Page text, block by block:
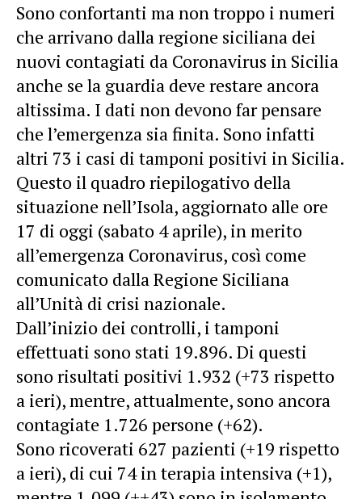
Sono confortanti ma non troppo i numeri
che arrivano dalla regione siciliana dei
nuovi contagiati da Coronavirus in Sicilia
anche se la guardia deve restare ancora
altissima. I dati non devono far pensare
che l’emergenza sia finita. Sono infatti
altri 73 i casi di tamponi positivi in Sicilia.
Questo il quadro riepilogativo della
situazione nell’Isola, aggiornato alle ore
17 di oggi (sabato 4 aprile), in merito
all’emergenza Coronavirus, così come
comunicato dalla Regione Siciliana
all’Unità di crisi nazionale.
Dall’inizio dei controlli, i tamponi
effettuati sono stati 19.896. Di questi
sono risultati positivi 1.932 (+73 rispetto
a ieri), mentre, attualmente, sono ancora
contagiate 1.726 persone (+62).
Sono ricoverati 627 pazienti (+19 rispetto
a ieri), di cui 74 in terapia intensiva (+1),